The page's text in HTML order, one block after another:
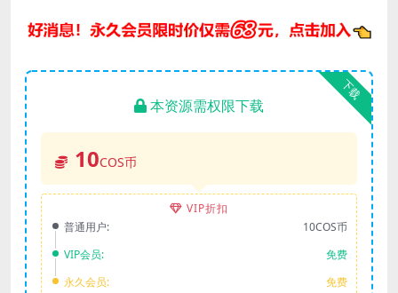
下载
本资源需权限下载
10COS币
VIP折扣
普通用户:
10COS币
VIP会员:
免费
永久会员:
免费